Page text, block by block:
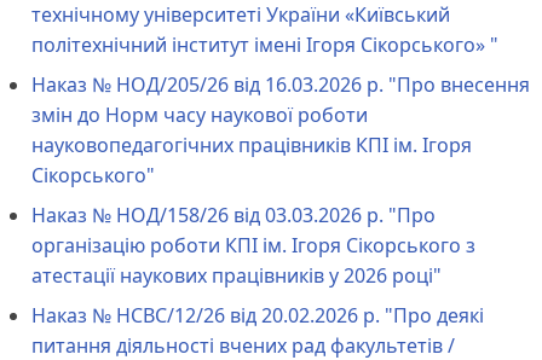
технічному університеті України «Київський
політехнічний інститут імені Ігоря Сікорського» "
Наказ № НОД/205/26 від 16.03.2026 р. "Про внесення
змін до Норм часу наукової роботи
науковопедагогічних працівників КПІ ім. Ігоря
Сікорського"
Наказ № НОД/158/26 від 03.03.2026 р. "Про
організацію роботи КПІ ім. Ігоря Сікорського з
атестації наукових працівників у 2026 році"
Наказ № НCBC/12/26 від 20.02.2026 р. "Про деякі
питання діяльності вчених рад факультетів /